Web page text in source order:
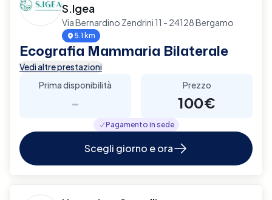
S.Igea
Via Bernardino Zendrini 11 - 24128 Bergamo
5.1 km
Ecografia Mammaria Bilaterale
Vedi altre prestazioni
Prima disponibilità
-
Prezzo
100€
Pagamento in sede
Scegli giorno e ora